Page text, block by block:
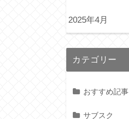
2025年4月
カテゴリー
おすすめ記事
サブスク